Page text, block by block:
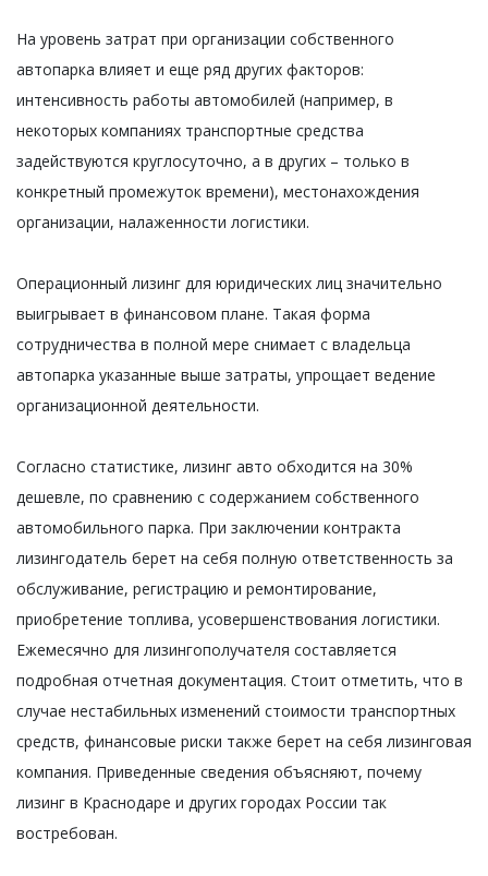
На уровень затрат при организации собственного
автопарка влияет и еще ряд других факторов:
интенсивность работы автомобилей (например, в
некоторых компаниях транспортные средства
задействуются круглосуточно, а в других – только в
конкретный промежуток времени), местонахождения
организации, налаженности логистики.
Операционный лизинг для юридических лиц значительно
выигрывает в финансовом плане. Такая форма
сотрудничества в полной мере снимает с владельца
автопарка указанные выше затраты, упрощает ведение
организационной деятельности.
Согласно статистике, лизинг авто обходится на 30%
дешевле, по сравнению с содержанием собственного
автомобильного парка. При заключении контракта
лизингодатель берет на себя полную ответственность за
обслуживание, регистрацию и ремонтирование,
приобретение топлива, усовершенствования логистики.
Ежемесячно для лизингополучателя составляется
подробная отчетная документация. Стоит отметить, что в
случае нестабильных изменений стоимости транспортных
средств, финансовые риски также берет на себя лизинговая
компания. Приведенные сведения объясняют, почему
лизинг в Краснодаре и других городах России так
востребован.